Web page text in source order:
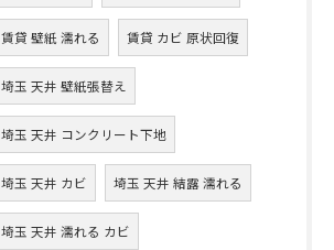
賃貸 壁紙 濡れる 賃貸 カビ 原状回復
埼玉 天井 壁紙張替え
埼玉 天井 コンクリート下地
埼玉 天井 カビ 埼玉 天井 結露 濡れる
埼玉 天井 濡れる カビ